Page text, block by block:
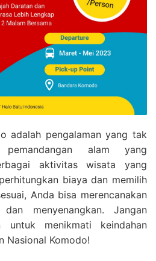
adalah pengalaman yang tak
alam yang
aktivitas wisata yang
biaya dan memilih
Anda bisa merencanakan
menyenangkan. Jangan
untuk menikmati keindahan
Nasional Komodo!